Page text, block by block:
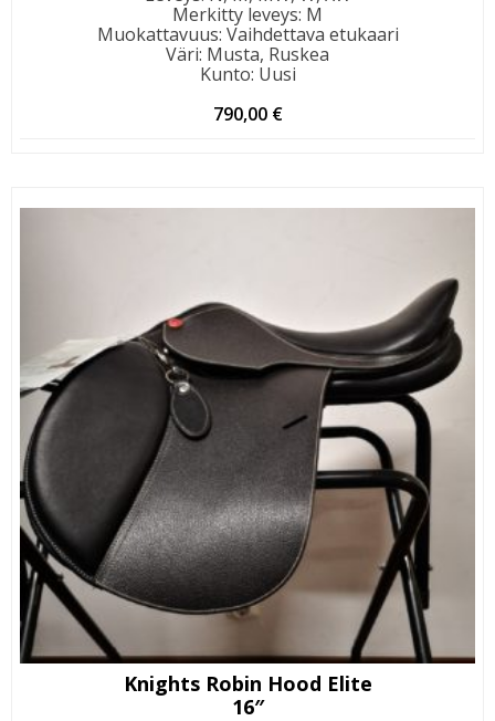
Merkitty leveys: M
Muokattavuus: Vaihdettava etukaari
Väri: Musta, Ruskea
Kunto: Uusi
790,00 €
Knights Robin Hood Elite
16″